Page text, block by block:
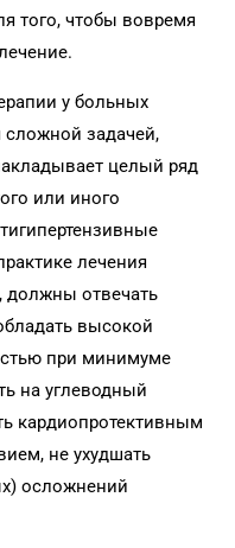
того, чтобы вовремя
у больных
сложной задачей,
целый ряд
или иного
лечения
должны отвечать
высокой
при минимуме
на углеводный
кардиопротективным
не ухудшать
осложнений